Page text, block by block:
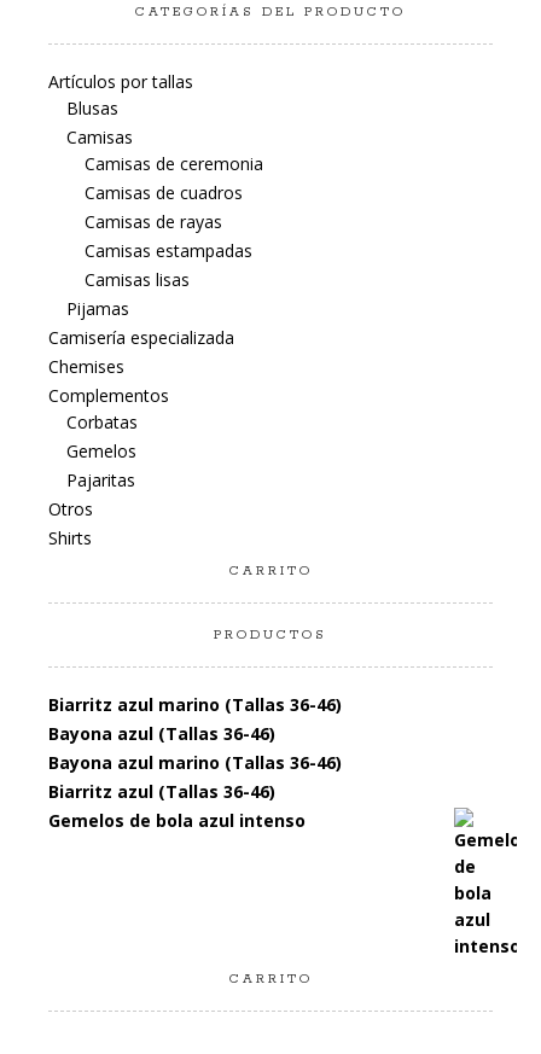
CATEGORÍAS DEL PRODUCTO
Artículos por tallas
Blusas
Camisas
Camisas de ceremonia
Camisas de cuadros
Camisas de rayas
Camisas estampadas
Camisas lisas
Pijamas
Camisería especializada
Chemises
Complementos
Corbatas
Gemelos
Pajaritas
Otros
Shirts
CARRITO
PRODUCTOS
Biarritz azul marino (Tallas 36-46)
Bayona azul (Tallas 36-46)
Bayona azul marino (Tallas 36-46)
Biarritz azul (Tallas 36-46)
Gemelos de bola azul intenso
CARRITO